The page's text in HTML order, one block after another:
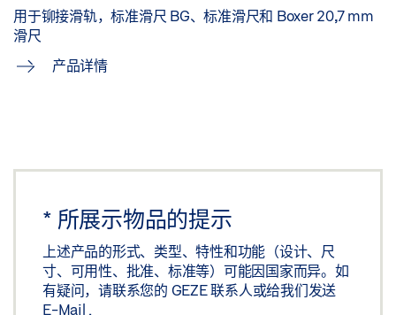
用于铆接滑轨，标准滑尺 BG、标准滑尺和 Boxer 20,7 mm
滑尺
产品详情
* 所展示物品的提示
上述产品的形式、类型、特性和功能（设计、尺
寸、可用性、批准、标准等）可能因国家而异。如
有疑问，请联系您的 GEZE 联系人或给我们发送
E-Mail .